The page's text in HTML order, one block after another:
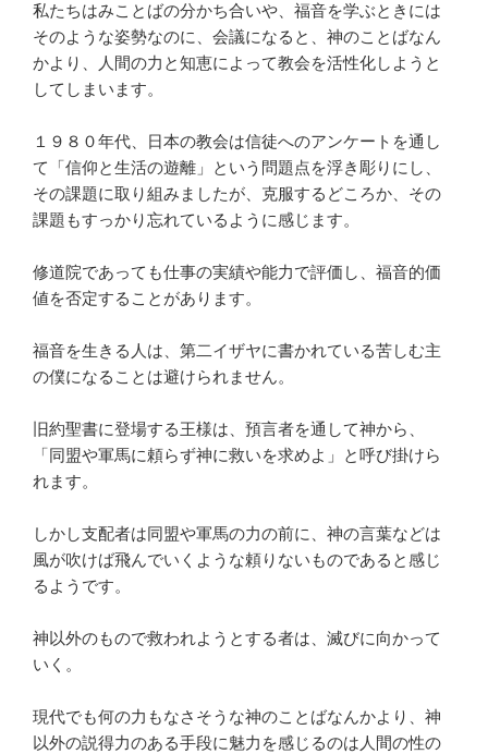
私たちはみことばの分かち合いや、福音を学ぶときには
そのような姿勢なのに、会議になると、神のことばなん
かより、人間の力と知恵によって教会を活性化しようと
してしまいます。
１９８０年代、日本の教会は信徒へのアンケートを通し
て「信仰と生活の遊離」という問題点を浮き彫りにし、
その課題に取り組みましたが、克服するどころか、その
課題もすっかり忘れているように感じます。
修道院であっても仕事の実績や能力で評価し、福音的価
値を否定することがあります。
福音を生きる人は、第二イザヤに書かれている苦しむ主
の僕になることは避けられません。
旧約聖書に登場する王様は、預言者を通して神から、
「同盟や軍馬に頼らず神に救いを求めよ」と呼び掛けら
れます。
しかし支配者は同盟や軍馬の力の前に、神の言葉などは
風が吹けば飛んでいくような頼りないものであると感じ
るようです。
神以外のもので救われようとする者は、滅びに向かって
いく。
現代でも何の力もなさそうな神のことばなんかより、神
以外の説得力のある手段に魅力を感じるのは人間の性の